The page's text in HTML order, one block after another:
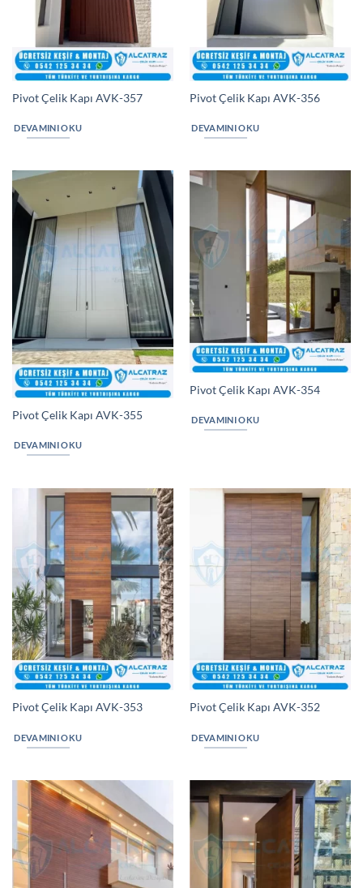
Pivot Çelik Kapı AVK-357
DEVAMINI OKU
Pivot Çelik Kapı AVK-356
DEVAMINI OKU
Pivot Çelik Kapı AVK-355
DEVAMINI OKU
Pivot Çelik Kapı AVK-354
DEVAMINI OKU
Pivot Çelik Kapı AVK-353
DEVAMINI OKU
Pivot Çelik Kapı AVK-352
DEVAMINI OKU